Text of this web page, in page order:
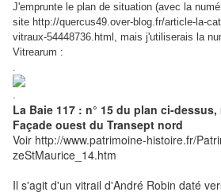
J'emprunte le plan de situation (avec la
site http://quercus49.over-blog.fr/article-la-
vitraux-54448736.html, mais j'utiliserais la
Vitrearum :
.
La Baie 117 : n° 15 du plan ci-dessus,
Façade ouest du Transept nord
Voir http://www.patrimoine-histoire.fr/
zeStMaurice_14.htm
Il s'agit d'un vitrail d'André Robin daté